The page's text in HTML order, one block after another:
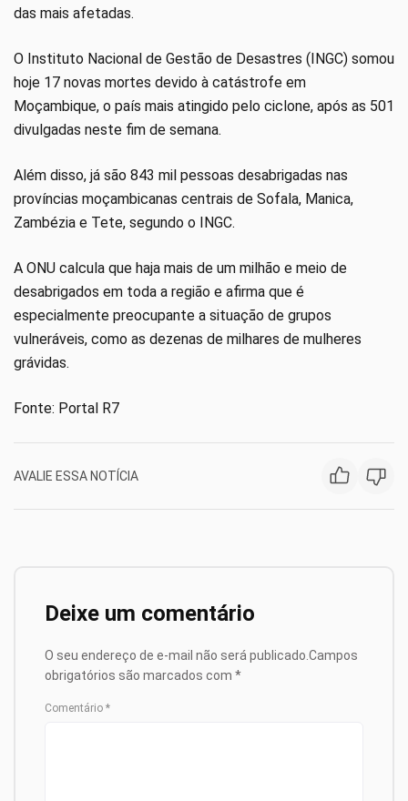
das mais afetadas.
O Instituto Nacional de Gestão de Desastres (INGC) somou
hoje 17 novas mortes devido à catástrofe em
Moçambique, o país mais atingido pelo ciclone, após as 501
divulgadas neste fim de semana.
Além disso, já são 843 mil pessoas desabrigadas nas
províncias moçambicanas centrais de Sofala, Manica,
Zambézia e Tete, segundo o INGC.
A ONU calcula que haja mais de um milhão e meio de
desabrigados em toda a região e afirma que é
especialmente preocupante a situação de grupos
vulneráveis, como as dezenas de milhares de mulheres
grávidas.
Fonte: Portal R7
AVALIE ESSA NOTÍCIA
Deixe um comentário
O seu endereço de e-mail não será publicado. Campos
obrigatórios são marcados com *
Comentário *